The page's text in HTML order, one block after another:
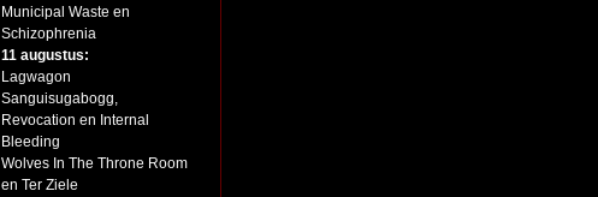
Municipal Waste en
Schizophrenia
11 augustus:
Lagwagon
Sanguisugabogg,
Revocation en Internal
Bleeding
Wolves In The Throne Room
en Ter Ziele